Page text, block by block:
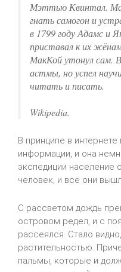
Мэттью Квинтал.
гнать самогон и
в 1799 году Адамс и
приставал к их
МакКой утонул сам.
астмы, но успел
читать и писать.
Wikipedia.
В принципе в
информации, и она
экспедиции население
человек, и все они
С рассветом дождь
островом редел, и с
рассеялся. Стало
растительностью.
пальмы, которые и